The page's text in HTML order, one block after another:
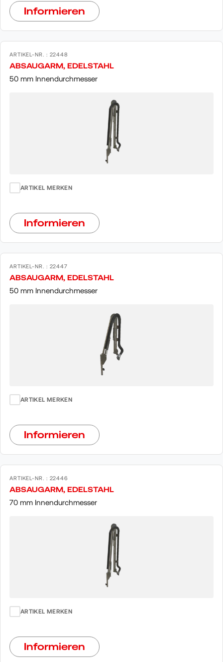
Informieren
ARTIKEL-NR. : 22448
ABSAUGARM, EDELSTAHL
50 mm Innendurchmesser
ARTIKEL MERKEN
Informieren
ARTIKEL-NR. : 22447
ABSAUGARM, EDELSTAHL
50 mm Innendurchmesser
ARTIKEL MERKEN
Informieren
ARTIKEL-NR. : 22446
ABSAUGARM, EDELSTAHL
70 mm Innendurchmesser
ARTIKEL MERKEN
Informieren